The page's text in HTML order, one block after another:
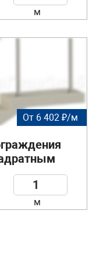
м
От 6 402 ₽/м
и
м